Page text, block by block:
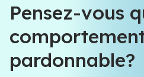
Pensez-vous
pardonnable?